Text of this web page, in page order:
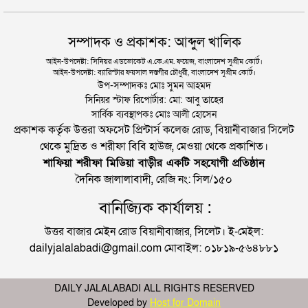
সম্পাদক ও প্রকাশক: আব্দুল খালিক
আইন-উপদেষ্টা: সিনিয়র এডভোকেট এ.কে.এম. ফয়েজ, বাংলাদেশ সুপ্রীম কোর্ট।
আইন-উপদেষ্টা: ব্যারিস্টার ফয়সাল দস্তগীর চৌধুরী, বাংলাদেশ সুপ্রীম কোর্ট।
উপ-সম্পাদকঃ মোঃ সুমন আহমদ
সিনিয়র স্টাফ রিপোর্টার: মো: আবু তাহের
সার্বিক ব্যবস্থাপকঃ মোঃ আলী হোসেন
প্রকাশক কর্তৃক উত্তরা অফসেট প্রিন্টার্স কলেজ রোড, বিয়ানীবাজার সিলেট
থেকে মুদ্রিত ও শরীফা বিবি হাউজ, মেওয়া থেকে প্রকাশিত।
শাফিয়া শরীফা মিডিয়া বাড়ীর একটি সহযোগী প্রতিষ্ঠান
দৈনিক জালালাবাদী, রেজি নং: সিল/১৫০
বানিজ্যিক কার্যালয় :
উত্তর বাজার মেইন রোড বিয়ানীবাজার, সিলেট। ই-মেইল:
dailyjalalabadi@gmail.com মোবাইল: ০১৮১৯-৫৬৪৮৮১
DAILY JALALABADI ALL RIGHTS RESERVED
Developed by Host for Domain